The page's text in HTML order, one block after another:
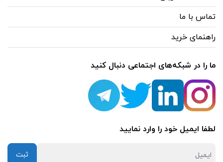
تماس با ما
راهنمای خرید
ما را در شبکه‌های اجتماعی دنبال کنید
لطفا ایمیل خود را وارد نمایید